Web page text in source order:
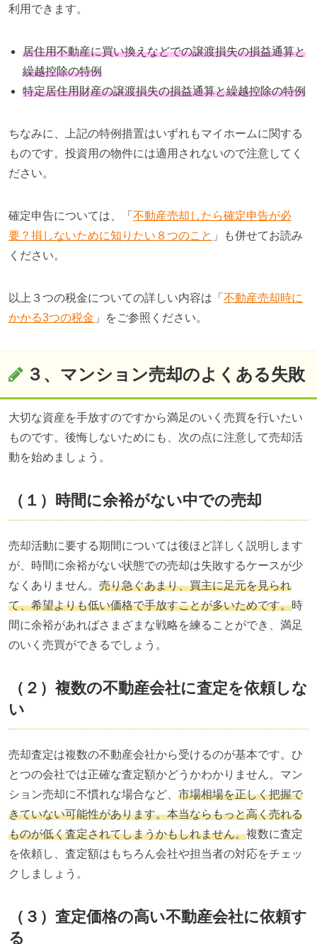
利用できます。
居住用不動産に買い換えなどでの譲渡損失の損益通算と
繰越控除の特例
特定居住用財産の譲渡損失の損益通算と繰越控除の特例
ちなみに、上記の特例措置はいずれもマイホームに関する
ものです。投資用の物件には適用されないので注意してく
ださい。
確定申告については、「 不動産売却したら確定申告が必
要？損しないために知りたい８つのこと 」も併せてお読み
ください。
以上３つの税金についての詳しい内容は 「 不動産売却時に
かかる3つの税金 」をご参照ください。
３、マンション売却のよくある失敗
大切な資産を手放すのですから満足のいく売買を行いたい
ものです。後悔しないためにも、次の点に注意して売却活
動を始めましょう。
（１）時間に余裕がない中での売却
売却活動に要する期間については後ほど詳しく説明します
が、時間に余裕がない状態での売却は失敗するケースが少
なくありません。 売り急ぐあまり、買主に足元を見られ
て、希望よりも低い価格で手放すことが多いためです。時
間に余裕があればさまざまな戦略を練ることができ、満足
のいく売買ができるでしょう。
（２）複数の不動産会社に査定を依頼しな
い
売却査定は複数の不動産会社から受けるのが基本です。ひ
とつの会社では正確な査定額かどうかわかりません。マン
ション売却に不慣れな場合など、 市場相場を正しく把握で
きていない可能性があります。本当ならもっと高く売れる
ものが低く査定されてしまうかもしれません。複数に査定
を依頼し、査定額はもちろん会社や担当者の対応をチェッ
クしましょう。
（３）査定価格の高い不動産会社に依頼す
る